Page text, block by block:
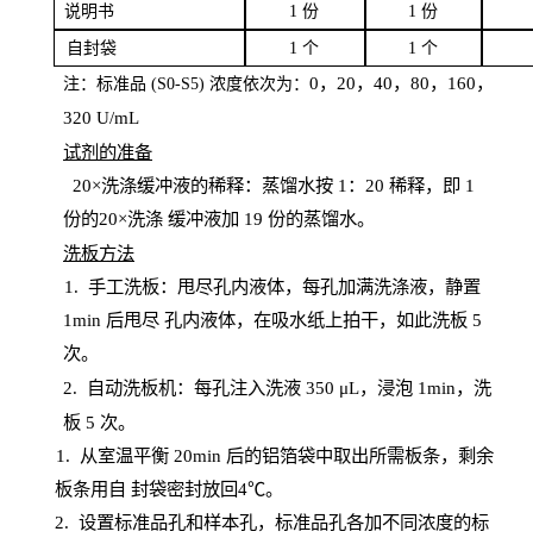
说明书 1 份 1 份
自封袋 1 个 1 个
注：标准品 (S0-S5) 浓度依次为： 0，20，40，80，160，
320 U/mL
试剂的准备
20×洗涤缓冲液的稀释：蒸馏水按 1：20 稀释，即 1
份的20×洗涤 缓冲液加 19 份的蒸馏水。
洗板方法
1. 手工洗板：甩尽孔内液体，每孔加满洗涤液，静置
1min 后甩尽 孔内液体，在吸水纸上拍干，如此洗板 5
次。
2.
自动洗板机：每孔注入洗液 350 μL，浸泡 1min，洗
板 5 次。
1 . 从室温平衡 20min 后的铝箔袋中取出所需板条，剩余
板条用自 封袋密封放回4℃。
2. 设置标准品孔和样本孔，标准品孔各加不同浓度的标